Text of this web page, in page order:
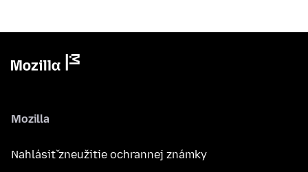
Mozilla
Nahlásiť zneužitie ochrannej známky